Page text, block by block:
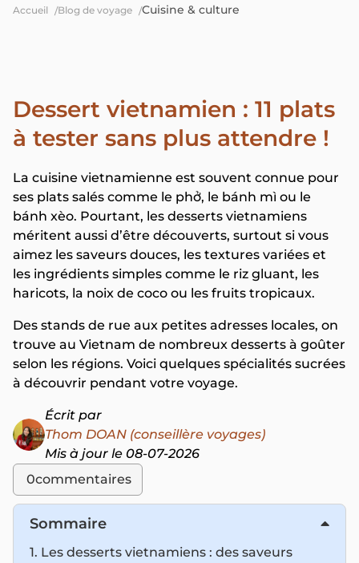
Accueil Blog de voyage Cuisine & culture
Dessert vietnamien : 11 plats
à tester sans plus attendre !
La cuisine vietnamienne est souvent connue pour
ses plats salés comme le phở, le bánh mì ou le
bánh xèo. Pourtant, les desserts vietnamiens
méritent aussi d’être découverts, surtout si vous
aimez les saveurs douces, les textures variées et
les ingrédients simples comme le riz gluant, les
haricots, la noix de coco ou les fruits tropicaux.
Des stands de rue aux petites adresses locales, on
trouve au Vietnam de nombreux desserts à goûter
selon les régions. Voici quelques spécialités sucrées
à découvrir pendant votre voyage.
Écrit par
Thom DOAN (conseillère voyages)
Mis à jour le 08-07-2026
0commentaires
Sommaire
1. Les desserts vietnamiens : des saveurs